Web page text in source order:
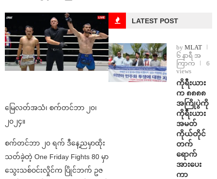
မြေလတ်အသံ၊ စက်တင်ဘာ ၂၀၊
၂၀၂၄။
စက်တင်ဘာ ၂၀ ရက် ဒီနေ့ညမှာထိုး
သတ်ခဲ့တဲ့ One Friday Fights 80 မှာ
သွေးသစ်ဝင်းလှိုင်က ပြိုင်ဘက် ဥဇ
LATEST POST
by MLAT
၆ နာရီ အ
ကြာက
6
views
ကိုရီးယား
က ၈၈၈၈
အကြိုပွဲကို
ကိုရီးယား
အမတ်
ကိုယ်တိုင်
တက်
ရောက်
အားပေး
ကာ